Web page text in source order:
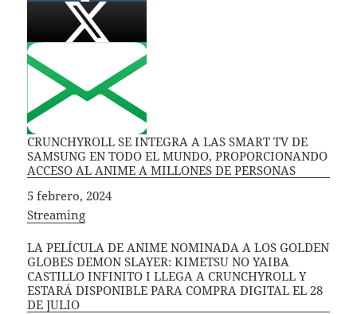
CRUNCHYROLL SE INTEGRA A LAS SMART TV DE
SAMSUNG EN TODO EL MUNDO, PROPORCIONANDO
ACCESO AL ANIME A MILLONES DE PERSONAS
Fecha
5 febrero, 2024
In relation to
Streaming
LA PELÍCULA DE ANIME NOMINADA A LOS GOLDEN
GLOBES DEMON SLAYER: KIMETSU NO YAIBA
CASTILLO INFINITO I LLEGA A CRUNCHYROLL Y
ESTARÁ DISPONIBLE PARA COMPRA DIGITAL EL 28
DE JULIO